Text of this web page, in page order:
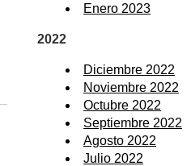
Enero 2023
2022
Diciembre 2022
Noviembre 2022
Octubre 2022
Septiembre 2022
Agosto 2022
Julio 2022